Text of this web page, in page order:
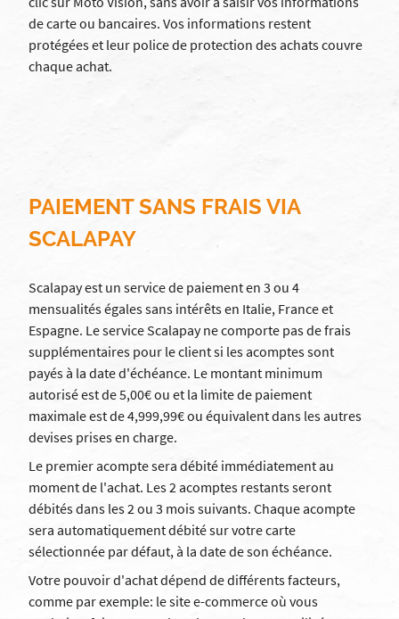
de carte ou bancaires. Vos informations restent
protégées et leur police de protection des achats couvre
chaque achat.
PAIEMENT SANS FRAIS VIA
SCALAPAY
Scalapay est un service de paiement en 3 ou 4
mensualités égales sans intérêts en Italie, France et
Espagne. Le service Scalapay ne comporte pas de frais
supplémentaires pour le client si les acomptes sont
payés à la date d'échéance. Le montant minimum
autorisé est de 5,00€ ou et la limite de paiement
maximale est de 4,999,99€ ou équivalent dans les autres
devises prises en charge.
Le premier acompte sera débité immédiatement au
moment de l'achat. Les 2 acomptes restants seront
débités dans les 2 ou 3 mois suivants. Chaque acompte
sera automatiquement débité sur votre carte
sélectionnée par défaut, à la date de son échéance.
Votre pouvoir d'achat dépend de différents facteurs,
comme par exemple: le site e-commerce où vous